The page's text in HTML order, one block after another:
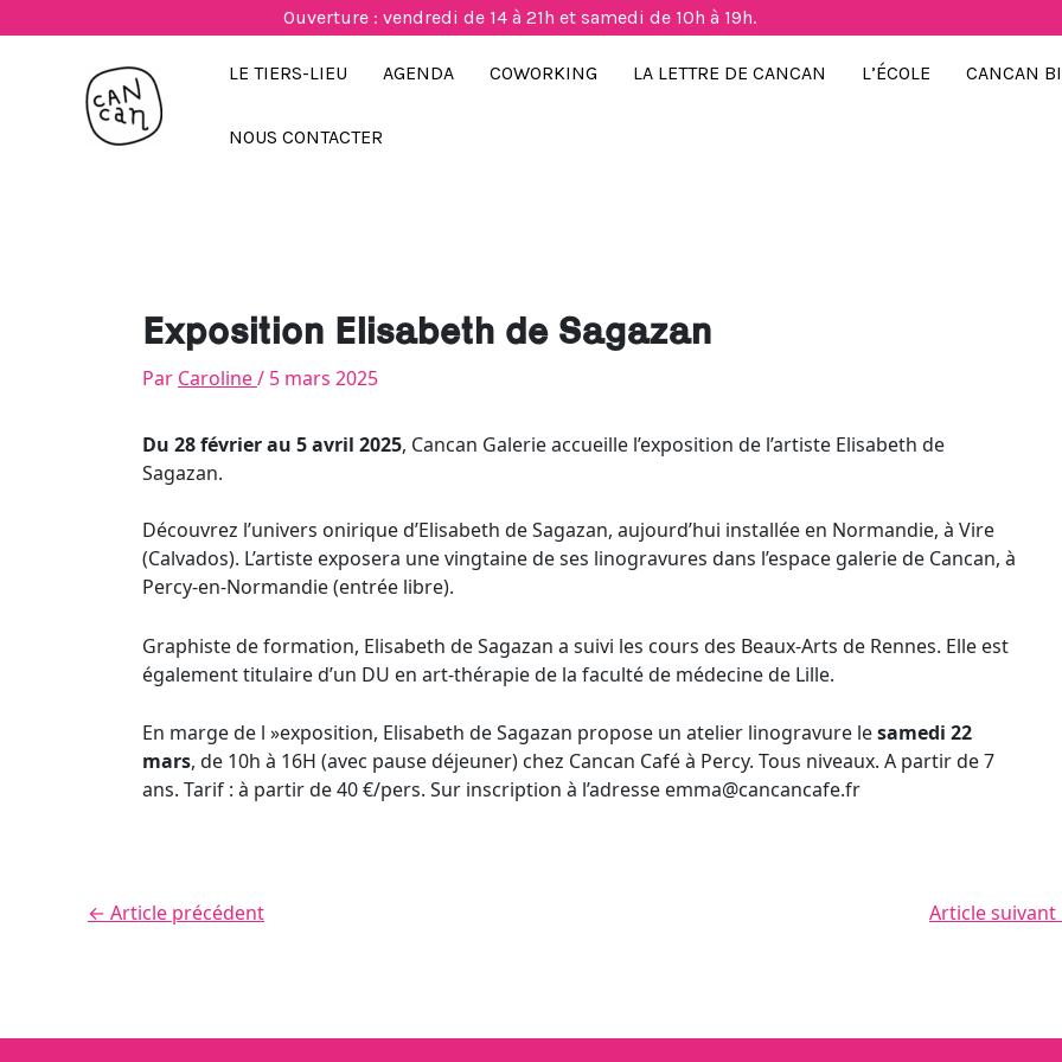
Ouverture : vendredi de 14 à 21h et samedi de 10h à 19h.
au
LE TIERS-LIEU AGENDA COWORKING LA LETTRE DE CANCAN L’ÉCOLE CANCAN
NOUS CONTACTER
Exposition Elisabeth de Sagazan
Par Caroline/ 5 mars 2025
Du 28 février au 5 avril 2025, Cancan Galerie accueille l’exposition de l’artiste Elisabeth de
Sagazan.
Découvrez l’univers onirique d’Elisabeth de Sagazan, aujourd’hui installée en Normandie, à Vire
(Calvados). L’artiste exposera une vingtaine de ses linogravures dans l’espace galerie de Cancan, à
Percy-en-Normandie (entrée libre).
Graphiste de formation, Elisabeth de Sagazan a suivi les cours des Beaux-Arts de Rennes. Elle est
également titulaire d’un DU en art-thérapie de la faculté de médecine de Lille.
En marge de l »exposition, Elisabeth de Sagazan propose un atelier linogravure lesamedi 22
mars, de 10h à 16H (avec pause déjeuner) chez Cancan Café à Percy. Tous niveaux. A partir de 7
ans. Tarif : à partir de 40 €/pers. Sur inscription à l’adresse emma@cancancafe.fr
← Article précédent Article suivant